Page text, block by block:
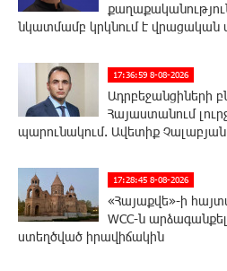
նկատմամբ կրկնում է վրացական
17:36:59 8-08-2026
Ադրբեջանցիների
Հայաստանում
պարունակում. Ավետիք Չալաբյան
17:28:45 8-08-2026
«Հայաքվե»-ի
WCC-ն
ստեղծված իրավիճակին